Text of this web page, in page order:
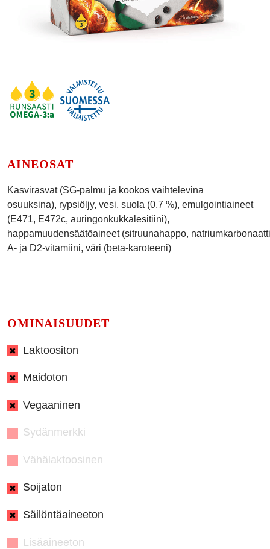
AINEOSAT
Kasvirasvat (SG-palmu ja kookos vaihtelevina
osuuksina), rypsiöljy, vesi, suola (0,7 %), emulgointiaineet
(E471, E472c, auringonkukkalesitiini),
happamuudensäätöaineet (sitruunahappo,
A- ja D2-vitamiini, väri (beta-karoteeni)
OMINAISUUDET
Laktoositon
Maidoton
Vegaaninen
Sydänmerkki
Vähälaktoosinen
Soijaton
Säilöntäaineeton
Lisäaineeton